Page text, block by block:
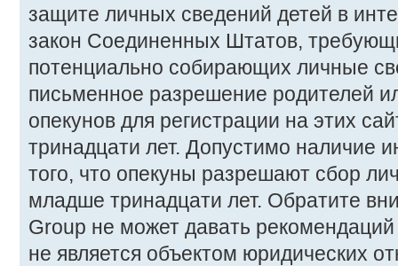
защите личных сведений детей в
закон Соединенных Штатов,
потенциально собирающих личные
письменное разрешение родителей
опекунов для регистрации на этих
тринадцати лет. Допустимо наличие
того, что опекуны разрешают сбор
младше тринадцати лет. Обратите
Group не может давать
не является объектом юридических